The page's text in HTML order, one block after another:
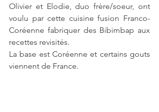
Olivier et Elodie, duo frère/soeur, ont
voulu par cette cuisine fusion Franco-
Coréenne fabriquer des Bibimbap aux
recettes revisités.
La base est Coréenne et certains gouts
viennent de France.